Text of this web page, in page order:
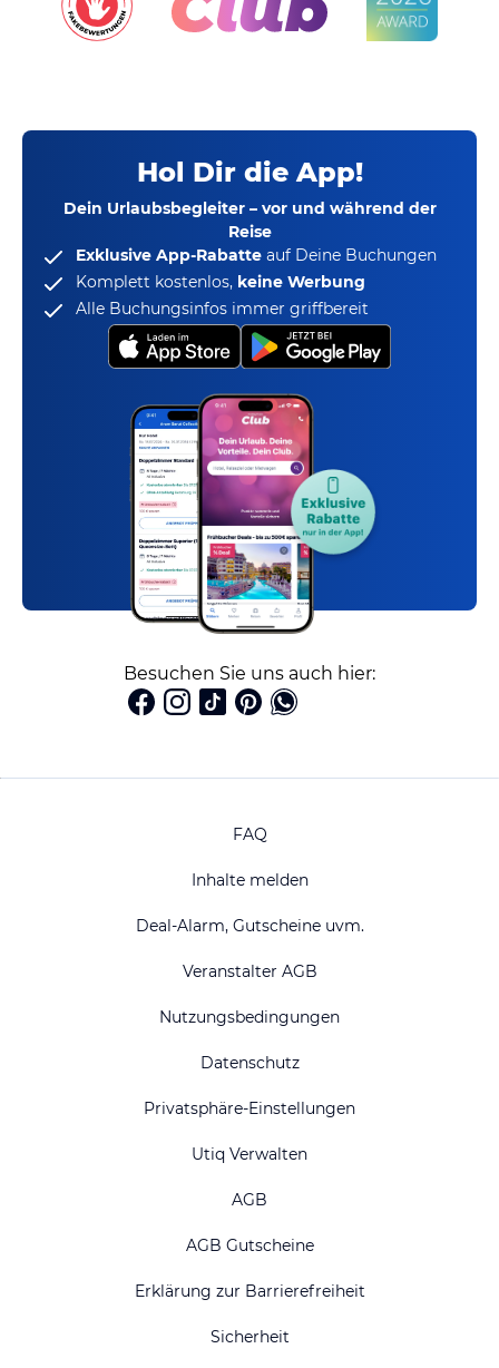
Hol Dir die App!
Dein Urlaubsbegleiter – vor und während der
Reise
Exklusive App-Rabatte auf Deine Buchungen
Komplett kostenlos, keine Werbung
Alle Buchungsinfos immer griffbereit
Besuchen Sie uns auch hier:
FAQ
Inhalte melden
Deal-Alarm, Gutscheine uvm.
Veranstalter AGB
Nutzungsbedingungen
Datenschutz
Privatsphäre-Einstellungen
Utiq Verwalten
AGB
AGB Gutscheine
Erklärung zur Barrierefreiheit
Sicherheit